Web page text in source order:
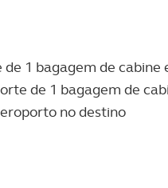
1 bagagem de cabine
de 1 bagagem de
no destino